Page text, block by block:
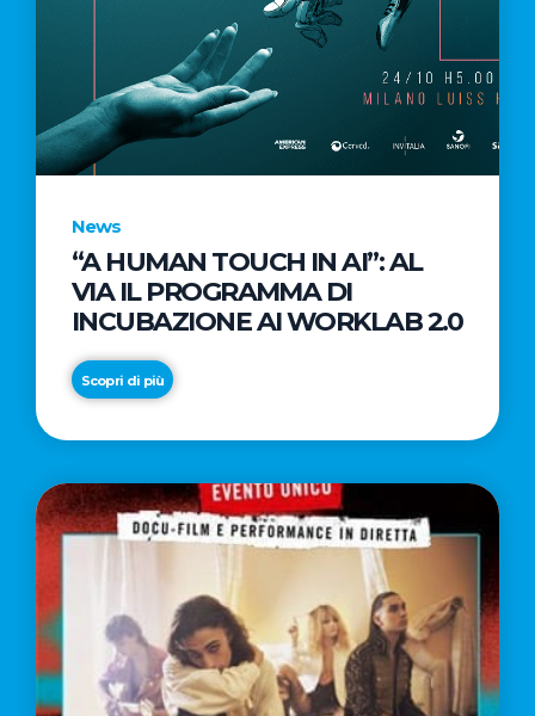
CANALE
AMAZON
PER
News
“A HUMAN TOUCH IN AI”: AL
VIA IL PROGRAMMA DI
INCUBAZIONE AI WORKLAB 2.0
Scopri di più